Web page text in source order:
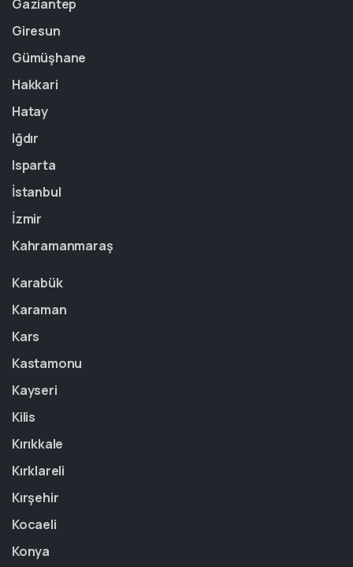
Gaziantep
Giresun
Gümüşhane
Hakkari
Hatay
Iğdır
Isparta
İstanbul
İzmir
Kahramanmaraş
Karabük
Karaman
Kars
Kastamonu
Kayseri
Kilis
Kırıkkale
Kırklareli
Kırşehir
Kocaeli
Konya